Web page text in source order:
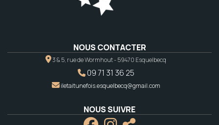
NOUS CONTACTER
3 & 5, rue de Wormhout - 59470 Esquelbecq
09 71 31 36 25
iletaitunefois.esquelbecq@gmail.com
NOUS SUIVRE